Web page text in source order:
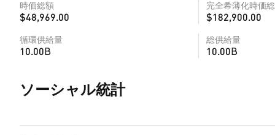
時価総額
$48,969.00
完全希薄化時価
$182,900.00
循環供給量
10.00B
総供給量
10.00B
ソーシャル統計